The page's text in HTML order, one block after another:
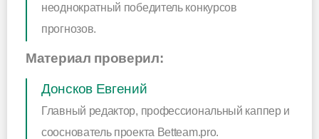
неоднократный победитель конкурсов
прогнозов.
Материал проверил:
Донсков Евгений
Главный редактор, профессиональный каппер и
сооснователь проекта Betteam.pro.